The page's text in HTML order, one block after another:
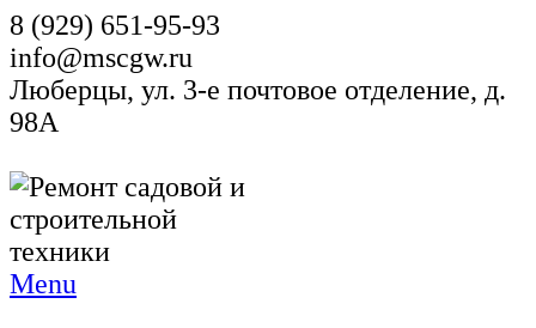
8 (929) 651-95-93
info@mscgw.ru
Люберцы, ул. 3-е почтовое отделение, д.
98А
Menu